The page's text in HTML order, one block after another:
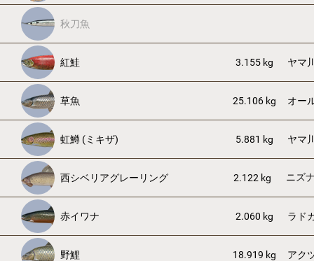
秋刀魚
紅鮭 3.155 kg ヤマ
草魚 25.106 kg オー
虹鱒 (ミキザ) 5.881 kg ヤマ
西シベリアグレーリング 2.122 kg ニズ
赤イワナ 2.060 kg ラド
野鯉 18.919 kg アク